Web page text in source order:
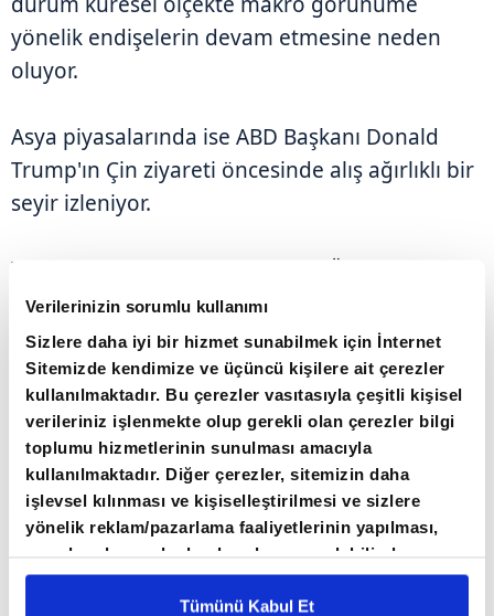
Verilerinizin sorumlu kullanımı
Sizlere daha iyi bir hizmet sunabilmek için İnternet
Sitemizde kendimize ve üçüncü kişilere ait çerezler
kullanılmaktadır. Bu çerezler vasıtasıyla çeşitli kişisel
verileriniz işlenmekte olup gerekli olan çerezler bilgi
toplumu hizmetlerinin sunulması amacıyla
kullanılmaktadır. Diğer çerezler, sitemizin daha
işlevsel kılınması ve kişiselleştirilmesi ve sizlere
yönelik reklam/pazarlama faaliyetlerinin yapılması,
amaçlarıyla sınırlı olarak açık rızanız dahilinde
kullanılacaktır. Çerezlere ilişkin tercihlerinizi çerez
paneli vasıtasıyla belirleyebilirsiniz. Çerezlere ilişkin
Tümünü Kabul Et
yönelik endişelerin devam etmesine neden
oluyor.
Asya piyasalarında ise ABD Başkanı Donald
Trump'ın Çin ziyareti öncesinde alış ağırlıklı bir
seyir izleniyor.
Trump'ın Çin ziyaretinde Nvidia Üst Yöneticisi
(CEO) Jensen Huang'ın da bulunacağına dair
haberler Asya piyasalarında risk iştahını
destekledi. Söz konusu haberin ardından
bölgede çip şirketlerinin hisselerinde
yükselişler görüldü.
Japonya'da yükselen enerji fiyatlarının
enflasyonist baskıları tetiklemesiyle ülkede 20
yıllık tahvil faizi yüzde 3,49'a çıkarak Ağustos
1996'dan bu yana en yüksek seviyeyi gördü.